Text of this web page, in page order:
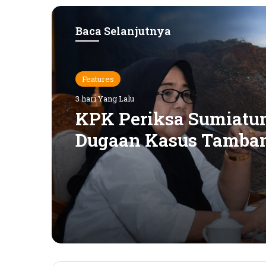
Baca Selanjutnya
Features
3 hari Yang Lalu
KPK Periksa
Dugaan Kasus
Emas Sekotong
Features
4 hari Yang Lalu
Rumah Bertingkat
Beras, Warga Miskin
Dapat PKH: Hadrian